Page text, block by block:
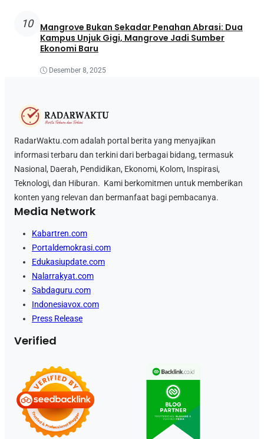
10
Mangrove Bukan Sekadar Penahan Abrasi: Dua
Kampus Unjuk Gigi, Mangrove Jadi Sumber
Ekonomi Baru
Desember 8, 2025
RadarWaktu.com adalah portal berita yang menyajikan
informasi terbaru dan terkini dari berbagai bidang, termasuk
Nasional, Daerah, Pendidikan, Ekonomi, Kolom, Inspirasi,
Teknologi, dan Hiburan. Kami berkomitmen untuk memberikan
konten yang relevan dan bermanfaat bagi pembacanya.
Media Network
Kabartren.com
Portaldemokrasi.com
Edukasiupdate.com
Nalarrakyat.com
Sabdaguru.com
Indonesiavox.com
Press Release
Verified